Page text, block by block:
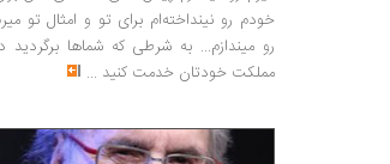
خودم رو نینداخته‌ام برای تو و امثال تو
رو میندازم... به شرطی که شماها برگردید
مملکت خودتان خدمت کنید ...